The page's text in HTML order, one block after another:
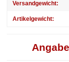
Versandgewicht:
Artikelgewicht: